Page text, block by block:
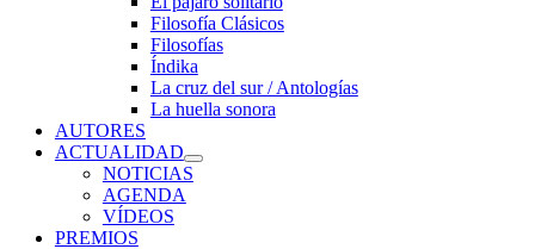
Filosofía Clásicos
Filosofías
Índika
La cruz del sur / Antologías
La huella sonora
AUTORES
ACTUALIDAD
NOTICIAS
AGENDA
VÍDEOS
PREMIOS